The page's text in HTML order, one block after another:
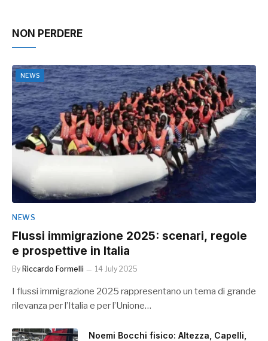
NON PERDERE
NEWS
NEWS
Flussi immigrazione 2025: scenari, regole
e prospettive in Italia
By Riccardo Formelli 14 July 2025
I flussi immigrazione 2025 rappresentano un tema di grande
rilevanza per l’Italia e per l’Unione…
Noemi Bocchi fisico: Altezza, Capelli,